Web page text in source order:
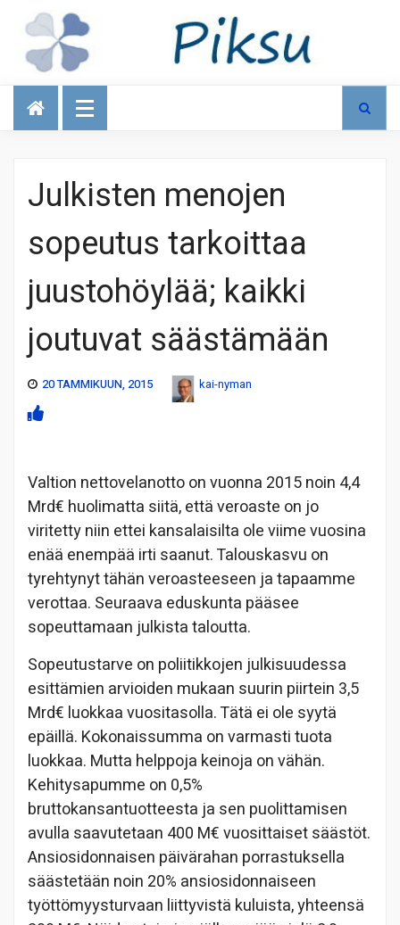
Talous
Julkisten menojen
sopeutus tarkoittaa
juustohöylää; kaikki
joutuvat säästämään
20 TAMMIKUUN, 2015 kai-nyman
Valtion nettovelanotto on vuonna 2015 noin 4,4
Mrd€ huolimatta siitä, että veroaste on jo
viritetty niin ettei kansalaisilta ole viime vuosina
enää enempää irti saanut. Talouskasvu on
tyrehtynyt tähän veroasteeseen ja tapaamme
verottaa. Seuraava eduskunta pääsee
sopeuttamaan julkista taloutta.
Sopeutustarve on poliitikkojen julkisuudessa
esittämien arvioiden mukaan suurin piirtein 3,5
Mrd€ luokkaa vuositasolla. Tätä ei ole syytä
epäillä. Kokonaissumma on varmasti tuota
luokkaa. Mutta helppoja keinoja on vähän.
Kehitysapumme on 0,5%
bruttokansantuotteesta ja sen puolittamisen
avulla saavutetaan 400 M€ vuosittaiset säästöt.
Ansiosidonnaisen päivärahan porrastuksella
säästetään noin 20% ansiosidonnaiseen
työttömyysturvaan liittyvistä kuluista, yhteensä